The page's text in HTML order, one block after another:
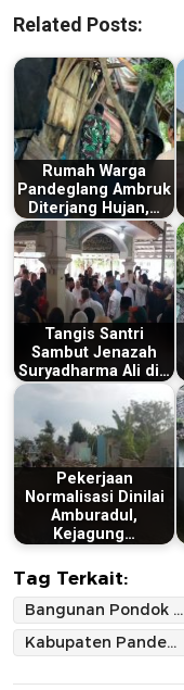
Related Posts:
Rumah Warga
Pandeglang Ambruk
Diterjang Hujan,…
Tangis Santri
Sambut Jenazah
Suryadharma Ali di…
Pekerjaan
Normalisasi Dinilai
Amburadul,
Kejagung…
Tag Terkait:
Bangunan Pondok Pesantren Ambruk
Kabupaten Pandeglang